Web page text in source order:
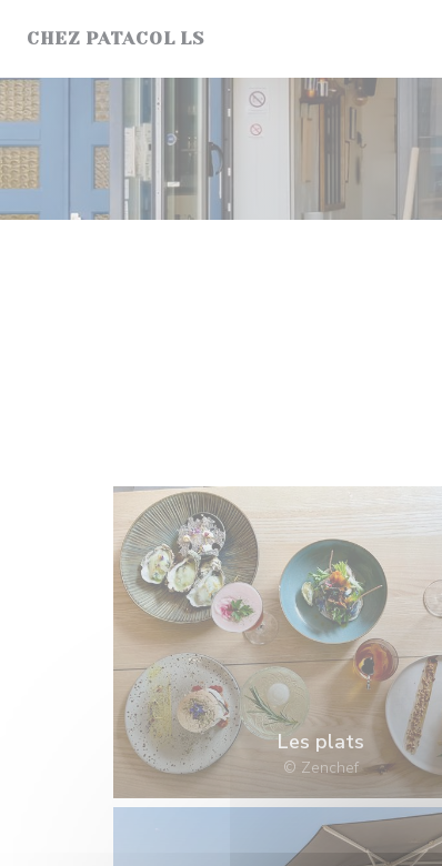
CHEZ PATACOL LS
Les plats
© Zenchef